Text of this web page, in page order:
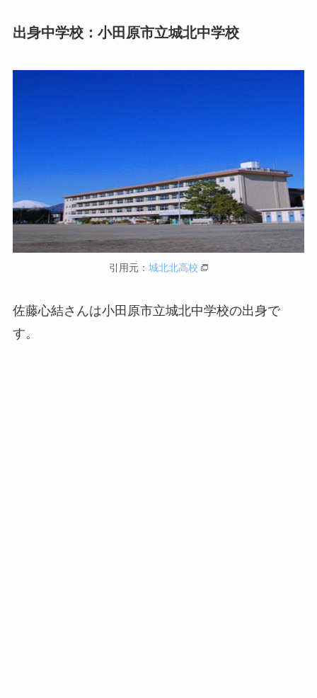
出身中学校：小田原市立城北中学校
引用元： 城北北高校
佐藤心結さんは小田原市立城北中学校の出身で
す。